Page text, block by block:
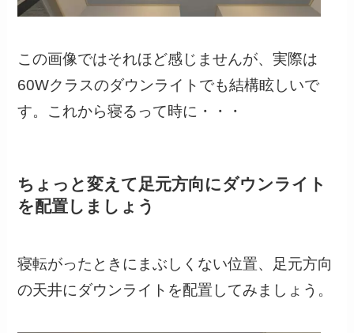
この画像ではそれほど感じませんが、実際は
60Wクラスのダウンライトでも結構眩しいで
す。これから寝るって時に・・・
ちょっと変えて足元方向にダウンライト
を配置しましょう
寝転がったときにまぶしくない位置、足元方向
の天井にダウンライトを配置してみましょう。